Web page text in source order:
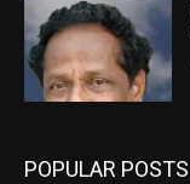
POPULAR POSTS